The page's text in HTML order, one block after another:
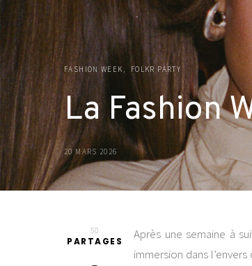
FASHION WEEK FOLKR PARTY
La Fashion
20 MARS 2026
50
PARTAGES
Après une semaine à
immersion dans